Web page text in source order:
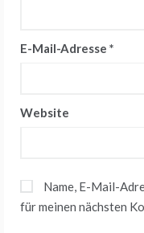
E-Mail-Adresse *
Website
Name, E-Mail-
für meinen nächsten